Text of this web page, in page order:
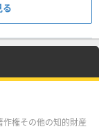
る
権その他の知的財産